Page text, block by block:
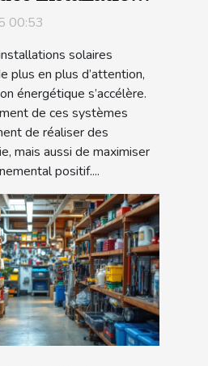
?
00:53
solaires
plus en plus d’attention,
énergétique s’accélère.
de ces systèmes
de réaliser des
mais aussi de maximiser
positif....